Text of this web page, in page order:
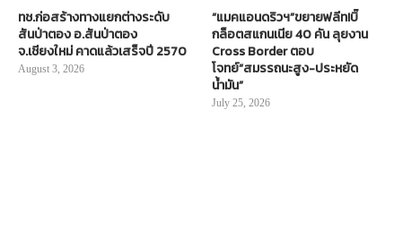
ทช.ก่อสร้างทางแยกต่างระดับ
สันป่าตอง อ.สันป่าตอง
จ.เชียงใหม่ คาดแล้วเสร็จปี 2570
August 3, 2026
“แมคแอนดริวฯ”ขยายฟลีท!บิ๊
กล็อตสแกนเนีย 40 คัน ลุยงาน
Cross Border ตอบ
โจทย์“สมรรถนะสูง-ประหยัด
น้ำมัน”
July 25, 2026